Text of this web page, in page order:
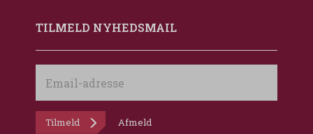
TILMELD NYHEDSMAIL
adresse
Tilmeld Afmeld